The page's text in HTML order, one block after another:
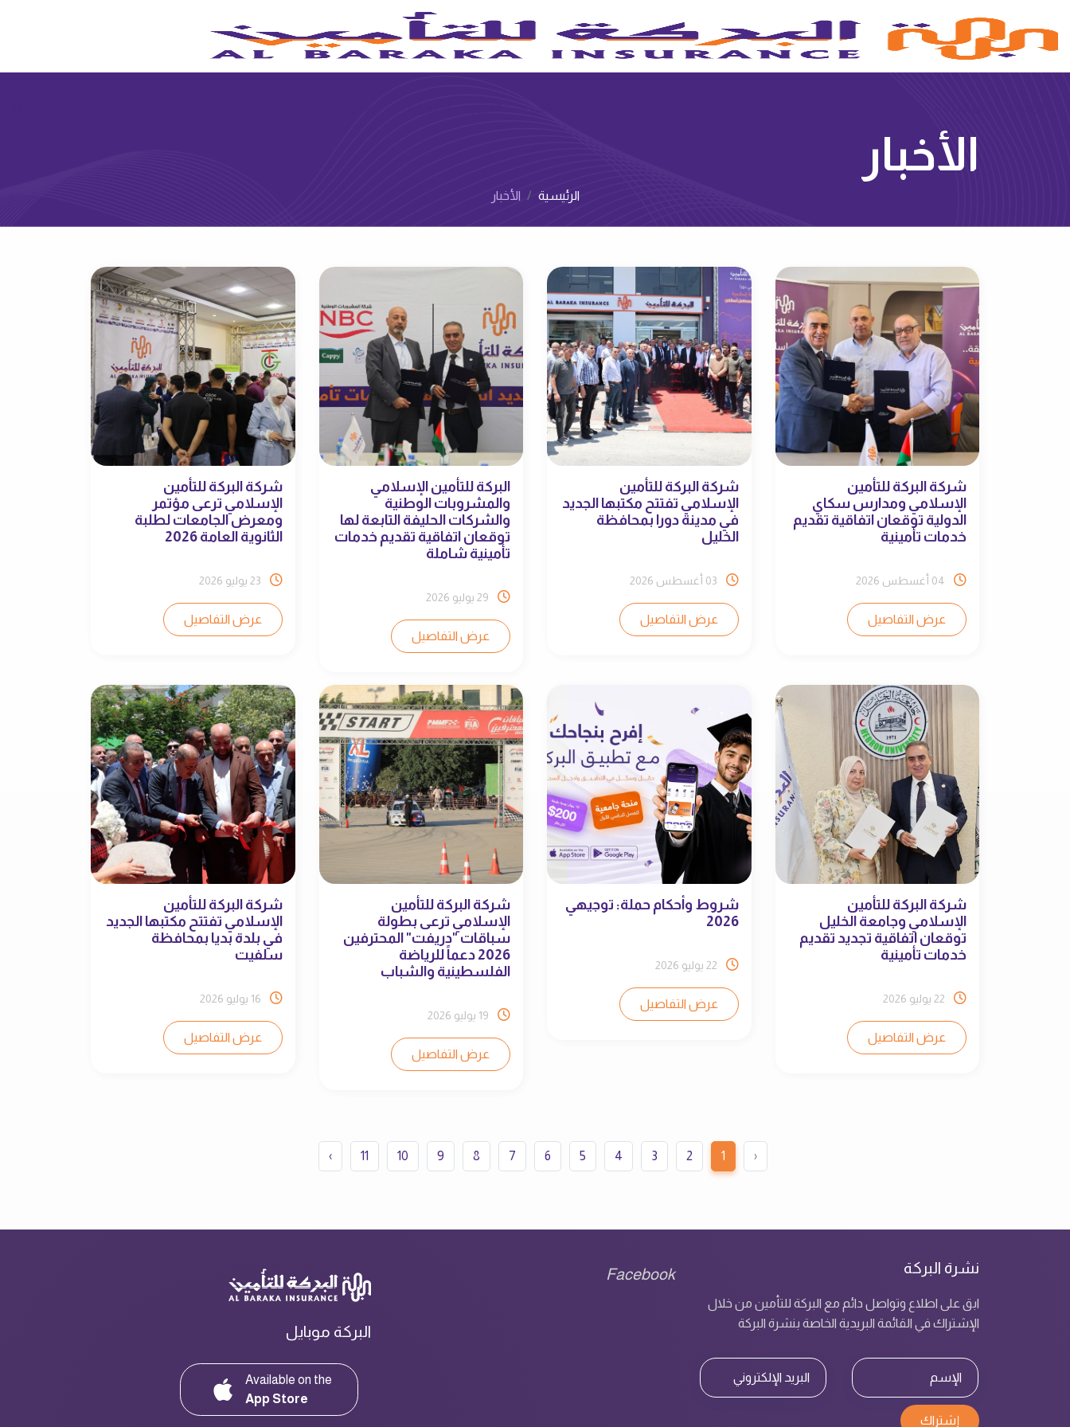
البركة للتأمين
الأخبار‌
الرئيسية الأخبار‌
شركة البركة للتأمين
الإسلامي ومدارس سكاي
الدولية توقعان اتفاقية تقديم
خدمات تأمينية
04 أغسطس 2026
عرض التفاصيل
شركة البركة للتأمين
الإسلامي تفتتح مكتبها الجديد
في مدينة دورا بمحافظة
الخليل
03 أغسطس 2026
عرض التفاصيل
البركة للتأمين الإسلامي
والمشروبات الوطنية
والشركات الحليفة التابعة لها
توقعان اتفاقية تقديم خدمات
تأمينية شاملة
29 يوليو 2026
عرض التفاصيل
شركة البركة للتأمين
الإسلامي ترعى مؤتمر
ومعرض الجامعات لطلبة
الثانوية العامة 2026
23 يوليو 2026
عرض التفاصيل
شركة البركة للتأمين
الإسلامي وجامعة الخليل
توقعان اتفاقية تجديد تقديم
خدمات تأمينية
22 يوليو 2026
عرض التفاصيل
شروط وأحكام حملة: توجيهي
2026
22 يوليو 2026
عرض التفاصيل
شركة البركة للتأمين
الإسلامي ترعى بطولة
سباقات "دريفت" المحترفين
2026 دعماً للرياضة
الفلسطينية والشباب
19 يوليو 2026
عرض التفاصيل
شركة البركة للتأمين
الإسلامي تفتتح مكتبها الجديد
في بلدة بديا بمحافظة
سلفيت
16 يوليو 2026
عرض التفاصيل
‹
1
2
3
4
5
6
7
8
9
10
11
›
نشرة البركة
ابق على اطلاع وتواصل دائم مع البركة للتأمين من خلال
الإشتراك في القائمة البريدية الخاصة بنشرة البركة
إشتراك
Facebook
البركة موبايل
Available on the
App Store